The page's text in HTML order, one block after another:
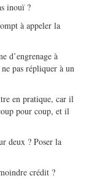
inouï ?
à appeler la
d’engrenage à
pas répliquer à un
en pratique, car il
pour coup, et il
deux ? Poser la
crédit ?